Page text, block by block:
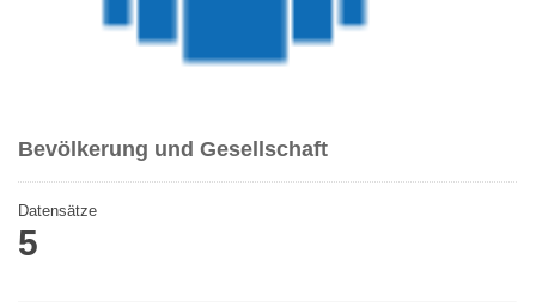
Bevölkerung und Gesellschaft
Datensätze
5